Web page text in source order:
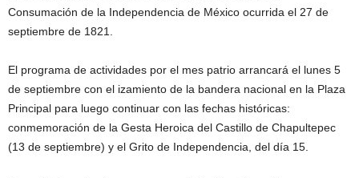
Consumación de la Independencia de México ocurrida el 27 de
septiembre de 1821.
El programa de actividades por el mes patrio arrancará el lunes 5
de septiembre con el izamiento de la bandera nacional en la Plaza
Principal para luego continuar con las fechas históricas:
conmemoración de la Gesta Heroica del Castillo de Chapultepec
(13 de septiembre) y el Grito de Independencia, del día 15.